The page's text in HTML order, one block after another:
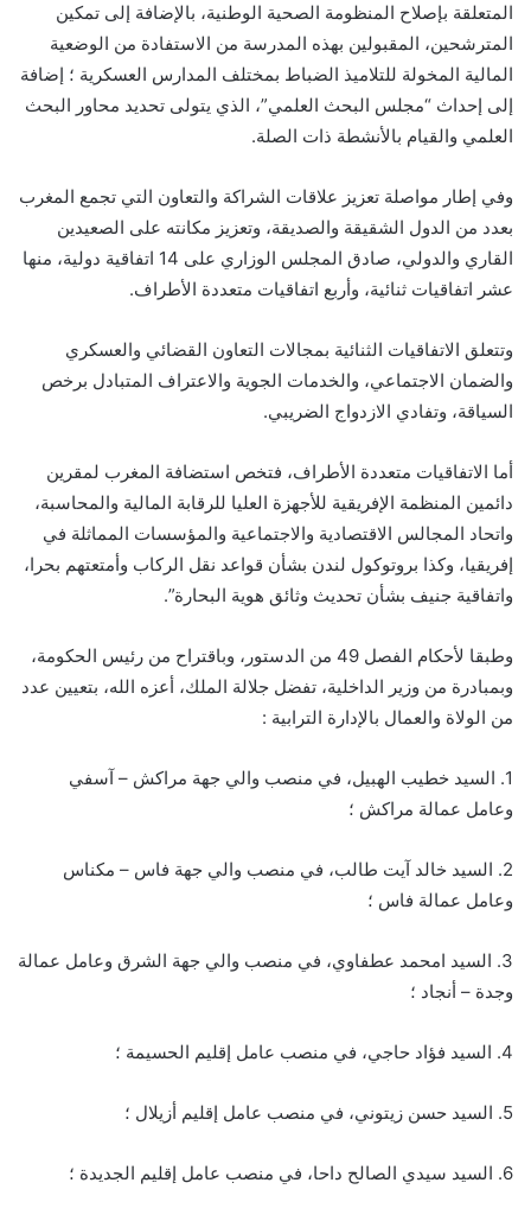
المتعلقة بإصلاح المنظومة الصحية الوطنية، بالإضافة إلى تمكين
المترشحين، المقبولين بهذه المدرسة من الاستفادة من الوضعية
المالية المخولة للتلاميذ الضباط بمختلف المدارس العسكرية ؛ إضافة
إلى إحداث “مجلس البحث العلمي”، الذي يتولى تحديد محاور البحث
العلمي والقيام بالأنشطة ذات الصلة.
وفي إطار مواصلة تعزيز علاقات الشراكة والتعاون التي تجمع المغرب
بعدد من الدول الشقيقة والصديقة، وتعزيز مكانته على الصعيدين
القاري والدولي، صادق المجلس الوزاري على 14 اتفاقية دولية، منها
عشر اتفاقيات ثنائية، وأربع اتفاقيات متعددة الأطراف.
وتتعلق الاتفاقيات الثنائية بمجالات التعاون القضائي والعسكري
والضمان الاجتماعي، والخدمات الجوية والاعتراف المتبادل برخص
السياقة، وتفادي الازدواج الضريبي.
أما الاتفاقيات متعددة الأطراف، فتخص استضافة المغرب لمقرين
دائمين المنظمة الإفريقية للأجهزة العليا للرقابة المالية والمحاسبة،
واتحاد المجالس الاقتصادية والاجتماعية والمؤسسات المماثلة في
إفريقيا، وكذا بروتوكول لندن بشأن قواعد نقل الركاب وأمتعتهم بحرا،
واتفاقية جنيف بشأن تحديث وثائق هوية البحارة”.
وطبقا لأحكام الفصل 49 من الدستور، وباقتراح من رئيس الحكومة،
وبمبادرة من وزير الداخلية، تفضل جلالة الملك، أعزه الله، بتعيين عدد
من الولاة والعمال بالإدارة الترابية :
1. السيد خطيب الهبيل، في منصب والي جهة مراكش – آسفي
وعامل عمالة مراكش ؛
2. السيد خالد آيت طالب، في منصب والي جهة فاس – مكناس
وعامل عمالة فاس ؛
3. السيد امحمد عطفاوي، في منصب والي جهة الشرق وعامل عمالة
وجدة – أنجاد ؛
4. السيد فؤاد حاجي، في منصب عامل إقليم الحسيمة ؛
5. السيد حسن زيتوني، في منصب عامل إقليم أزيلال ؛
6. السيد سيدي الصالح داحا، في منصب عامل إقليم الجديدة ؛